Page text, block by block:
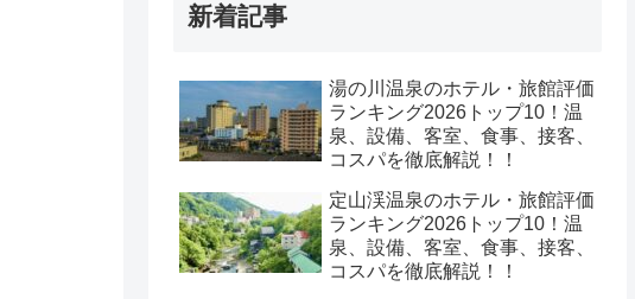
新着記事
湯の川温泉のホテル・旅館評価
ランキング2026トップ10！温
泉、設備、客室、食事、接客、
コスパを徹底解説！！
定山渓温泉のホテル・旅館評価
ランキング2026トップ10！温
泉、設備、客室、食事、接客、
コスパを徹底解説！！